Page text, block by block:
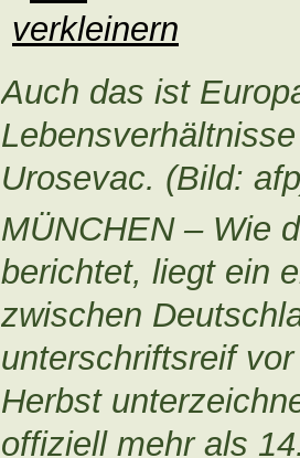
Auch das ist
Urosevac. (Bild:
MÜNCHEN – Wie
berichtet, liegt ein
zwischen
unterschriftsreif
Herbst
offiziell mehr als